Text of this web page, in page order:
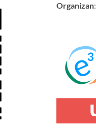
Organizan: